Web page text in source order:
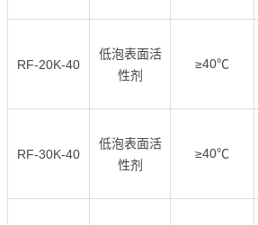
RF-20K-40
低泡表面活
性剂
≥40℃
RF-30K-40
低泡表面活
性剂
≥40℃